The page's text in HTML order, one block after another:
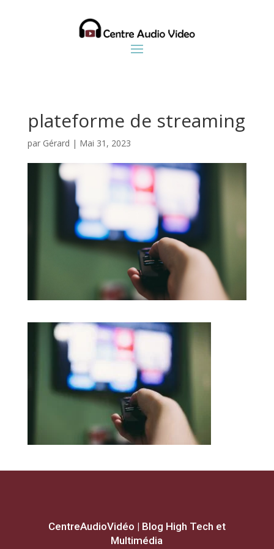
plateforme de streaming
par Gérard | Mai 31, 2023
CentreAudioVidéo | Blog High Tech et
Multimédia